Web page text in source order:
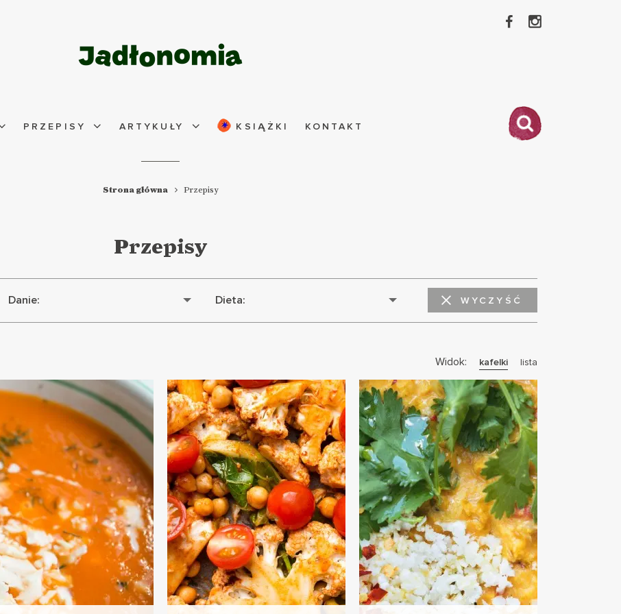
PRZEPISY ARTYKUŁY KSIĄŻKI KONTAKT
Strona główna Przepisy
Przepisy
Danie: Dieta: WYCZYŚĆ
Widok: kafelki lista